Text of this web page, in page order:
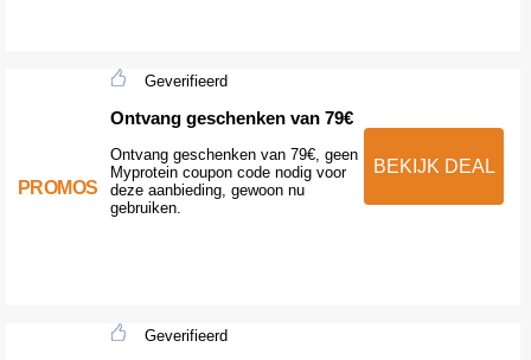
PROMOS
Geverifieerd
Ontvang geschenken van 79€
Ontvang geschenken van 79€, geen
Myprotein coupon code nodig voor
deze aanbieding, gewoon nu
gebruiken.
BEKIJK DEAL
Geverifieerd